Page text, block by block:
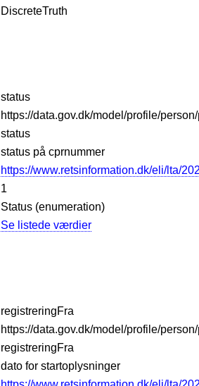
DiscreteTruth
status
https://data.gov.dk/model/profile/
status
status på cprnummer
https://www.retsinformation.dk/eli/lta/
1
Status (enumeration)
Se listede værdier
registreringFra
https://data.gov.dk/model/profile/
registreringFra
dato for startoplysninger